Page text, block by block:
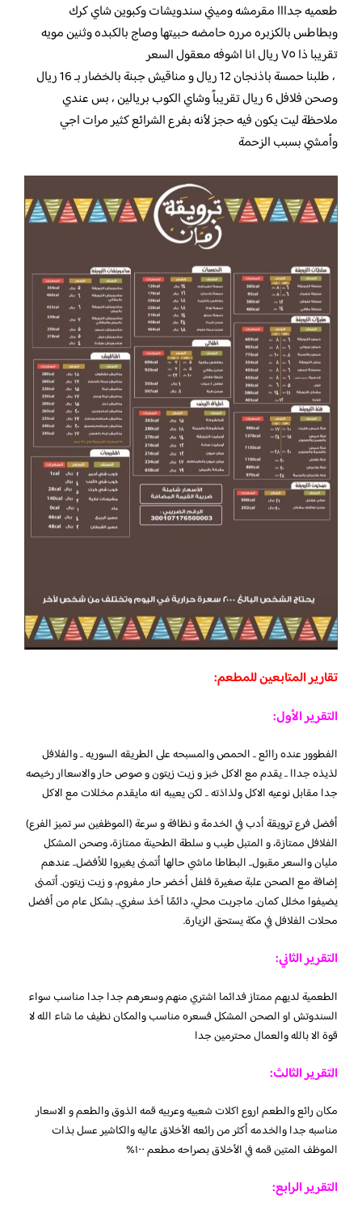
طعميه جدااا مقرمشه وميني سندويشات وكبوين شاي كرك
وبطاطس بالكزبره مرره حامضه حبيتها وصاج بالكبده وثنين مويه
تقريبا ذا ٧٥ ريال انا اشوفه معقول السعر
، طلبنا حمسة باذنجان 12 ريال و مناقيش جبنة بالخضار بـ 16 ريال
وصحن فلافل 6 ريال تقريباً وشاي الكوب بريالين ، بس عندي
ملاحظة ليت يكون فيه حجز لأنه بفرع الشرائع كثير مرات اجي
وأمشي بسبب الزحمة
تقارير المتابعين للمطعم:
التقرير الأول:
الفطوور عنده راائع .. الحمص والمسبحه على الطريقه السوريه .. والفلافل
لذيذه جداا .. يقدم مع الاكل خبز و زيت زيتون و صوص حار والاسعاار رخيصه
جدا مقابل نوعيه الاكل ولذاذته .. لكن يعيبه انه مايقدم مخللات مع الاكل
أفضل فرع ترويقة أدب في الخدمة و نظافة و سرعة (الموظفين سر تميز الفرع)
الفلافل ممتازة، و المتبل طيب و سلطة الطحينة ممتازة، وصحن المشكل
مليان والسعر مقبول.. البطاطا ماشي حالها أتمنى يغيروا للأفضل.. عندهم
إضافة مع الصحن علبة صغيرة فلفل أخضر حار مفروم، و زيت زيتون. أتمنى
يضيفوا مخلل كمان. ماجربت محلي، دائمًا آخذ سفري.. بشكل عام من أفضل
محلات الفلافل في مكة يستحق الزيارة.
التقرير الثاني:
الطعمية لديهم ممتاز فدائما اشتري منهم وسعرهم جدا جدا مناسب سواء
السندوتش او الصحن المشكل فسعره مناسب والمكان نظيف ما شاء الله لا
قوة الا بالله والعمال محترمين جدا
التقرير الثالث:
مكان رائع والطعم اروع اكلات شعبيه وعربيه قمه الذوق والطعم و الاسعار
مناسبه جدا والخدمه أكثر من رائعه الأخلاق عاليه والكاشير عسل بذات
الموظف المتين قمه في الأخلاق بصراحه مطعم ١٠٠%
التقرير الرابع: